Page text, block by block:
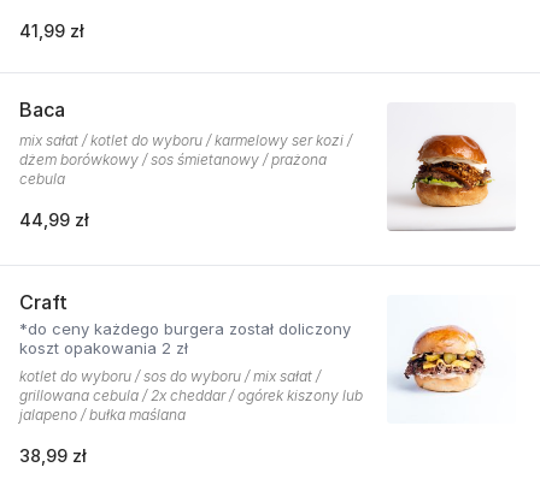
41,99 zł
Baca
mix sałat / kotlet do wyboru / karmelowy ser kozi /
dżem borówkowy / sos śmietanowy / prażona
cebula
44,99 zł
Craft
*do ceny każdego burgera został doliczony
koszt opakowania 2 zł
kotlet do wyboru / sos do wyboru / mix sałat /
grillowana cebula / 2x cheddar / ogórek kiszony lub
jalapeno / bułka maślana
38,99 zł